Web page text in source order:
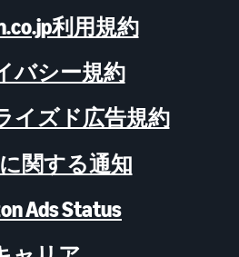
利用規約
バシー規約
イズド広告規約
関する通知
Ads Status